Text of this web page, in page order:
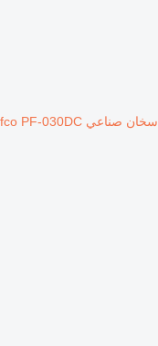
سخان صناعي Lyfco PF-030DC